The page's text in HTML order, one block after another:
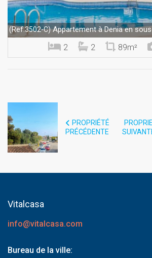
(Ref.3502-C)Appartement à Denia en
2 2 89m²
PROPRIÉTÉ
PRÉCÉDENTE
Vitalcasa
info@vitalcasa.com
Bureau de la ville: